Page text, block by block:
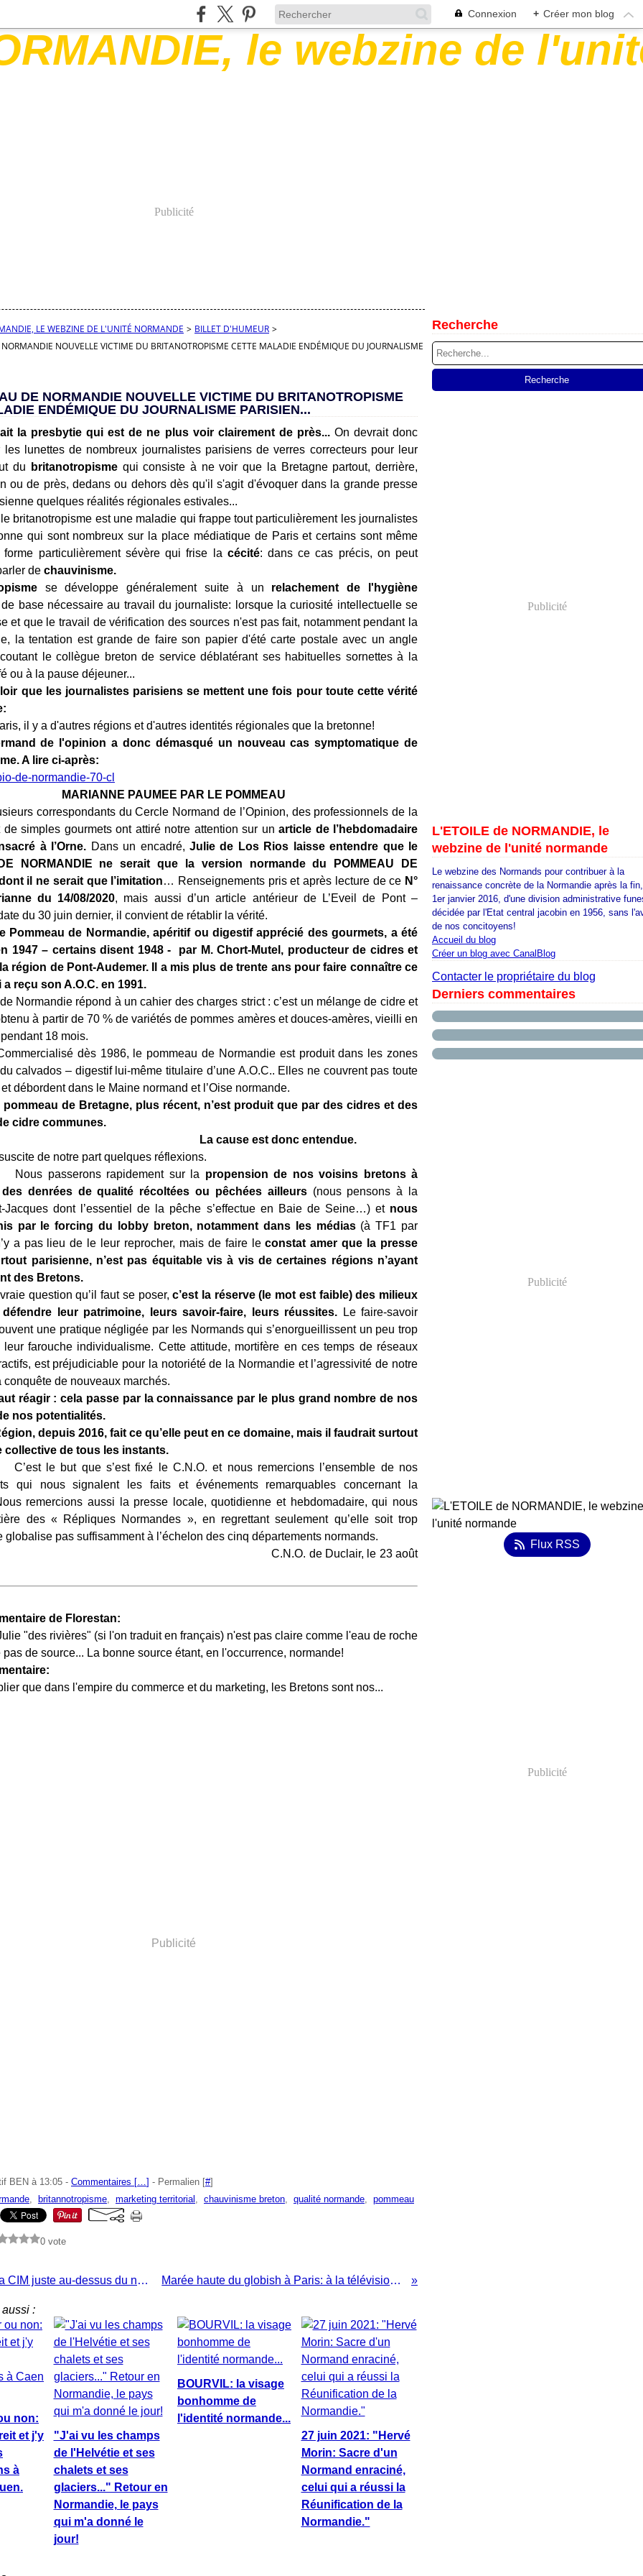
Connexion + Créer mon blog
Publicité
LE WEBZINE DE L'UNITÉ NORMANDE > BILLET D'HUMEUR >
NOUVELLE VICTIME DU BRITANOTROPISME CETTE MALADIE ENDÉMIQUE DU JOURNALISME PARISIEN...
DE NORMANDIE NOUVELLE VICTIME DU BRITANOTROPISME
ENDÉMIQUE DU JOURNALISME PARISIEN...
la presbytie qui est de ne plus voir clairement de près...On devrait donc
les lunettes de nombreux journalistes parisiens de verres correcteurs pour leur
du
britanotropismequi consiste à ne voir que la Bretagne partout, derrière,
ou de près, dedans ou dehors dès qu'il s'agit d'évoquer dans la grande presse
quelques réalités régionales estivales...
le britanotropisme est une maladie qui frappe tout particulièrement les journalistes
qui sont nombreux sur la place médiatique de Paris et certains sont même
forme particulièrement sévère qui frise la cécité: dans ce cas précis, on peut
de chauvinisme.
se développe généralement suite à un relachement de l'hygiène
de base nécessaire au travail du journaliste: lorsque la curiosité intellectuelle se
et que le travail de vérification des sources n'est pas fait, notamment pendant la
la tentation est grande de faire son papier d'été carte postale avec un angle
le collègue breton de service déblatérant ses habituelles sornettes à la
ou à la pause déjeuner...
que les journalistes parisiens se mettent une fois pour toute cette vérité
il y a d'autres régions et d'autres identités régionales que la bretonne!
de l'opinion a donc démasqué un nouveau cas symptomatique de
A lire ci-après:
MARIANNE PAUMEE PAR LE POMMEAU
du Cercle Normand de l’Opinion, des professionnels de la
simples gourmets ont attiré notre attention sur un article de l’hebdomadaire
à l’Orne. Dans un encadré,Julie de Los Rios laisse entendre que le
NORMANDIE ne serait que la version normande du POMMEAU DE
il ne serait que l’imitation… Renseignements pris et après lecture de ce N°
du 14/08/2020, mais aussi d’un article antérieur de L’Eveil de Pont –
du 30 juin dernier, il convient de rétablir la vérité.
Pommeau de Normandie, apéritif ou digestif apprécié des gourmets, a été
1947 – certains disent 1948 - par M. Chort-Mutel, producteur de cidres et
région de Pont-Audemer. Il a mis plus de trente ans pour faire connaître ce
reçu son A.O.C. en 1991.
Normandie répond à un cahier des charges strict : c’est un mélange de cidre et
à partir de 70 % de variétés de pommes amères et douces-amères, vieilli en
18 mois.
dès 1986, le pommeau de Normandie est produit dans les zones
calvados – digestif lui-même titulaire d’une A.O.C.. Elles ne couvrent pas toute
débordent dans le Maine normand et l’Oise normande.
pommeau de Bretagne, plus récent, n’est produit que par des cidres et des
cidre communes.
La cause est donc entendue.
de notre part quelques réflexions.
rapidement sur la propension de nos voisins bretons à
des denrées de qualité récoltées ou pêchées ailleurs(nous pensons à la
Jacques dont l’essentiel de la pêche s’effectue en Baie de Seine…) et nous
par le forcing du lobby breton, notamment dans les médias(à TF1 par
a pas lieu de le leur reprocher, mais de faire leconstat amer que la presse
parisienne, n’est pas équitable vis à vis de certaines régions n’ayant
des Bretons.
qu’il faut se poser,c’est la réserve (le mot est faible) des milieux
leur patrimoine, leurs savoir-faire, leurs réussites. Le faire-savoir
une pratique négligée par les Normands qui s’enorgueillissent un peu trop
leur farouche individualisme. Cette attitude, mortifère en ces temps de réseaux
est préjudiciable pour la notoriété de la Normandie et l’agressivité de notre
conquête de nouveaux marchés.
: cela passe par la connaissance par le plus grand nombre de nos
nos potentialités.
depuis 2016, fait ce qu’elle peut en ce domaine, mais il faudrait surtout
collective de tous les instants.
que s’est fixé le C.N.O. et nous remercions l’ensemble de nos
qui nous signalent les faits et événements remarquables concernant la
remercions aussi la presse locale, quotidienne et hebdomadaire, qui nous
des « Répliques Normandes », en regrettant seulement qu’elle soit trop
globalise pas suffisamment à l’échelon des cinq départements normands.
de Duclair, le 23 août
de Florestan:
"des rivières" (si l'on traduit en français) n'est pas claire comme l'eau de roche
de source... La bonne source étant, en l'occurrence, normande!
que dans l'empire du commerce et du marketing, les Bretons sont nos...
Publicité
BEN à 13:05 - Commentaires […] - Permalien [#]
, britannotropisme, marketing territorial , chauvinisme breton, qualité normande, pommeau
0 vote
Au Havre, la CIM juste au-dessus du niveau de la mer jusqu'au 31 décembre 2020, et après ?... Marée haute du globish à Paris: à la télévision, l'écho de notre outre-mer francophone ne se fera plus entendre!
aussi :
non:
et j'y
à
"J'ai vu les champs
de l'Helvétie et ses
chalets et ses
glaciers..." Retour en
Normandie, le pays
qui m'a donné le
jour!
BOURVIL: la visage
bonhomme de
l'identité normande...
27 juin 2021: "Hervé
Morin: Sacre d'un
Normand enraciné,
celui qui a réussi la
Réunification de la
Normandie."
Recherche
Publicité
L'ETOILE de NORMANDIE, le
webzine de l'unité normande
Le webzine des Normands pour contribuer à la
renaissance concrète de la Normandie après la
1er janvier 2016, d'une division administrative
décidée par l'Etat central jacobin en 1956, sans
de nos concitoyens!
Accueil du blog
Créer un blog avec CanalBlog
Contacter le propriétaire du blog
Derniers commentaires
Publicité
Flux RSS
Publicité